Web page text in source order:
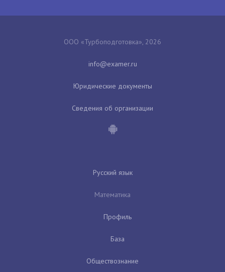
ООО «Турбоподготовка», 2026
Юридические документы
Сведения об организации
Русский язык
Математика
Профиль
База
Обществознание